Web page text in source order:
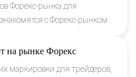
Форекс-рынка для
с Форекс-рынком
на рынке Форекс
маркировки для трейдеров,